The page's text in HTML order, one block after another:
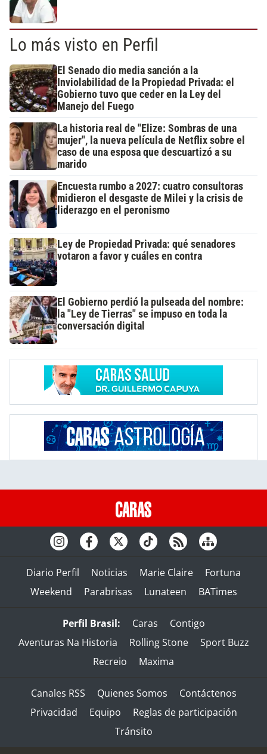
Lo más visto en Perfil
El Senado dio media sanción a la
Inviolabilidad de la Propiedad Privada: el
Gobierno tuvo que ceder en la Ley del
Manejo del Fuego
La historia real de "Elize: Sombras de una
mujer", la nueva película de Netflix sobre el
caso de una esposa que descuartizó a su
marido
Encuesta rumbo a 2027: cuatro consultoras
midieron el desgaste de Milei y la crisis de
liderazgo en el peronismo
Ley de Propiedad Privada: qué senadores
votaron a favor y cuáles en contra
El Gobierno perdió la pulseada del nombre:
la "Ley de Tierras" se impuso en toda la
conversación digital
Diario Perfil Noticias Marie Claire
Fortuna
Weekend
Parabrisas Lunateen BATimes
Perfil Brasil: Caras
Contigo
Aventuras Na Historia
Rolling Stone
Sport Buzz
Recreio
Maxima
Canales RSS Quienes Somos
Contáctenos
Privacidad
Equipo
Reglas de participación
Tránsito